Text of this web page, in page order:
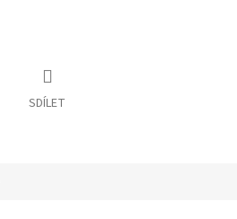
SDÍLET